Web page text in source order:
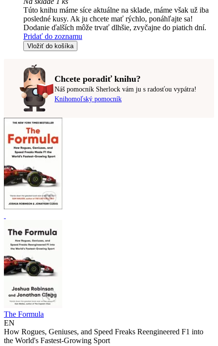
Túto knihu máme síce aktuálne na sklade, máme však už iba
posledné kusy. Ak ju chcete mať rýchlo, ponáhľajte sa!
Dodanie ďalších môže trvať dlhšie, zvyčajne do piatich dní.
Pridať do zoznamu
Vložiť do košíka
Chcete poradiť knihu?
Náš pomocník Sherlock vám ju s radosťou vypátra!
Knihomoľský pomocník
The Formula
EN
How Rogues, Geniuses, and Speed Freaks Reengineered F1 into
the World's Fastest-Growing Sport